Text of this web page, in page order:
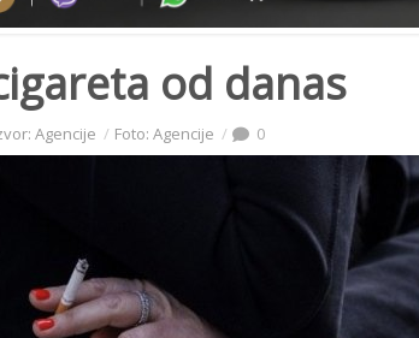
od danas
Agencije Foto: Agencije 0